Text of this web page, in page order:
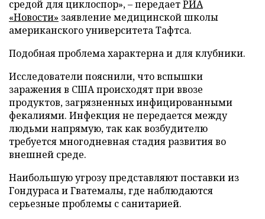
средой для циклоспор», – передаетРИА
«Новости» заявление медицинской школы
американского университета Тафтса.
Подобная проблема характерна и для клубники.
Исследователи пояснили, что вспышки
заражения в США происходят при ввозе
продуктов, загрязненных инфицированными
фекалиями. Инфекция не передается между
людьми напрямую, так как возбудителю
требуется многодневная стадия развития во
внешней среде.
Наибольшую угрозу представляют поставки из
Гондураса и Гватемалы, где наблюдаются
серьезные проблемы с санитарией.